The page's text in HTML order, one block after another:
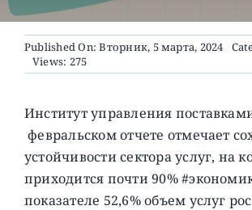
АКТУАЛЬНЫЕ
Published On: Вторник, 5 марта, 2024
Views: 275
Институт управления
февральском отчете отмечает
устойчивости сектора услуг, на
приходится почти 90%
показателе 52,6% объем услуг